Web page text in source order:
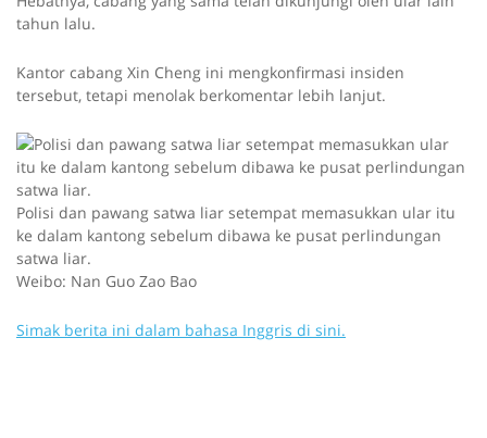
tahun lalu.
Kantor cabang Xin Cheng ini mengkonfirmasi insiden
tersebut, tetapi menolak berkomentar lebih lanjut.
Polisi dan pawang satwa liar setempat memasukkan ular itu
ke dalam kantong sebelum dibawa ke pusat perlindungan
satwa liar.
Weibo: Nan Guo Zao Bao
Simak berita ini dalam bahasa Inggris di sini.